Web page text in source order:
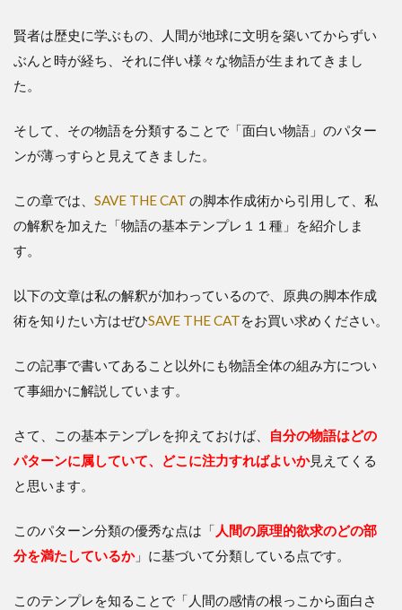
賢者は歴史に学ぶもの、人間が地球に文明を築いてからずい
ぶんと時が経ち、それに伴い様々な物語が生まれてきまし
た。
そして、その物語を分類することで「面白い物語」のパター
ンが薄っすらと見えてきました。
この章では、 SAVE THE CAT の脚本作成術から引用して、私
の解釈を加えた「物語の基本テンプレ１１種」を紹介しま
す。
以下の文章は私の解釈が加わっているので、原典の脚本作成
術を知りたい方はぜひSAVE THE CATをお買い求めください。
この記事で書いてあること以外にも物語全体の組み方につい
て事細かに解説しています。
さて、この基本テンプレを抑えておけば、
自分の物語はどの
パターンに属していて、どこに注力すればよいか見えてくる
と思います。
このパターン分類の優秀な点は「 人間の原理的欲求のどの部
分を満たしているか」に基づいて分類している点です。
このテンプレを知ることで「人間の感情の根っこから面白さ